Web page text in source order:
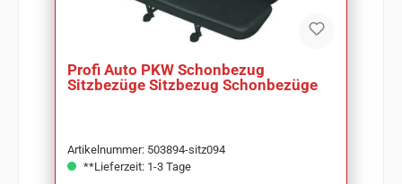
Profi Auto PKW Schonbezug
Sitzbezüge Sitzbezug Schonbezüge
Artikelnummer: 503894-sitz094
**Lieferzeit: 1-3 Tage